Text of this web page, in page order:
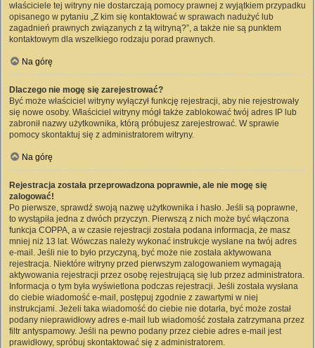
właściciele tej witryny nie dostarczają pomocy prawnej z wyjątkiem przypadku
opisanego w pytaniu „Z kim się kontaktować w sprawach nadużyć lub
zagadnień prawnych związanych z tą witryną?”, a także nie są punktem
kontaktowym dla wszelkiego rodzaju porad prawnych.
Na górę
Dlaczego nie mogę się zarejestrować?
Być może właściciel witryny wyłączył funkcję rejestracji, aby nie rejestrowały
się nowe osoby. Właściciel witryny mógł także zablokować twój adres IP lub
zabronił nazwy użytkownika, którą próbujesz zarejestrować. W sprawie
pomocy skontaktuj się z administratorem witryny.
Na górę
Rejestracja została przeprowadzona poprawnie, ale nie mogę się
zalogować!
Po pierwsze, sprawdź swoją nazwę użytkownika i hasło. Jeśli są poprawne,
to wystąpiła jedna z dwóch przyczyn. Pierwszą z nich może być włączona
funkcja COPPA, a w czasie rejestracji została podana informacja, że masz
mniej niż 13 lat. Wówczas należy wykonać instrukcje wysłane na twój adres
e-mail. Jeśli nie to było przyczyną, być może nie została aktywowana
rejestracja. Niektóre witryny przed pierwszym zalogowaniem wymagają
aktywowania rejestracji przez osobę rejestrującą się lub przez administratora.
Informacja o tym była wyświetlona podczas rejestracji. Jeśli została wysłana
do ciebie wiadomość e-mail, postępuj zgodnie z zawartymi w niej
instrukcjami. Jeżeli taka wiadomość do ciebie nie dotarła, być może został
podany nieprawidłowy adres e-mail lub wiadomość została zatrzymana przez
filtr antyspamowy. Jeśli na pewno podany przez ciebie adres e-mail jest
prawidłowy, spróbuj skontaktować się z administratorem.